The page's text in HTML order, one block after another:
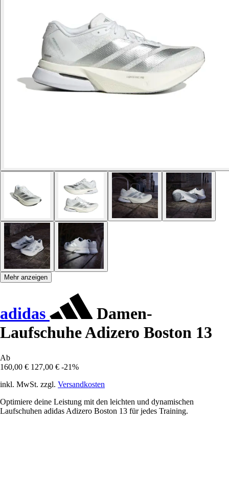
Mehr anzeigen
adidas
Damen-
Laufschuhe Adizero Boston 13
Ab
160,00 € 127,00 € -21%
inkl. MwSt. zzgl. Versandkosten
Optimiere deine Leistung mit den leichten und dynamischen
Laufschuhen adidas Adizero Boston 13 für jedes Training.